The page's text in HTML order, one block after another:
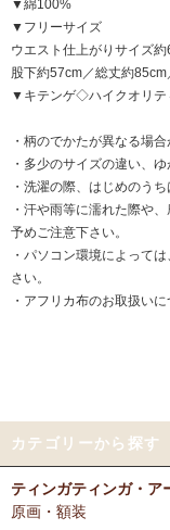
▼綿100%
▼フリーサイズ
ウエスト仕上がりサイズ
股下約57cm／総丈約85cm
▼キテンゲ◇ハイクオリ
・柄のでかたが異なる場合
・多少のサイズの違い、
・洗濯の際、はじめのう
・汗や雨等に濡れた際や
予めご注意下さい。
・パソコン環境によって
さい。
・アフリカ布のお取扱い
カテゴリーから探す
ティンガティンガ・ア
原画・額装